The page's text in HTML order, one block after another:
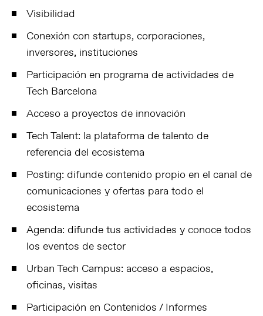
Visibilidad
Conexión con startups, corporaciones,
inversores, instituciones
Participación en programa de actividades de
Tech Barcelona
Acceso a proyectos de innovación
Tech Talent: la plataforma de talento de
referencia del ecosistema
Posting: difunde contenido propio en el canal de
comunicaciones y ofertas para todo el
ecosistema
Agenda: difunde tus actividades y conoce todos
los eventos de sector
Urban Tech Campus: acceso a espacios,
oficinas, visitas
Participación en Contenidos / Informes